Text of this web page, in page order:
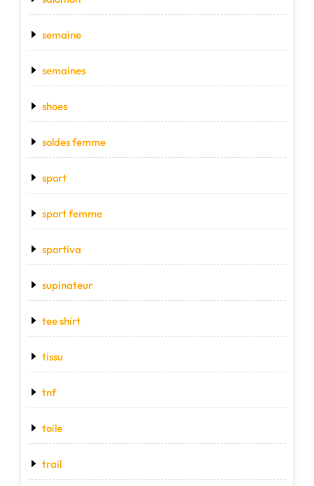
semaine
semaines
shoes
soldes femme
sport
sport femme
sportiva
supinateur
tee shirt
tissu
tnf
toile
trail